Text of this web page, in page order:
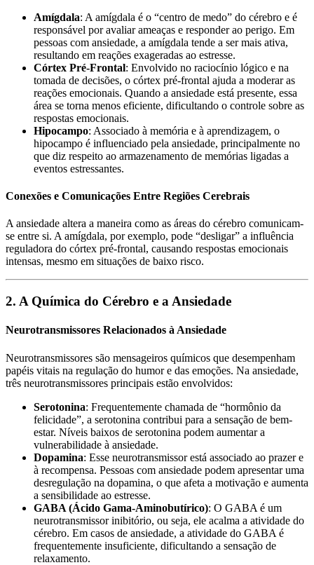
Amígdala: A amígdala é o “centro de medo” do cérebro e é
responsável por avaliar ameaças e responder ao perigo. Em
pessoas com ansiedade, a amígdala tende a ser mais ativa,
resultando em reações exageradas ao estresse.
Córtex Pré-Frontal: Envolvido no raciocínio lógico e na
tomada de decisões, o córtex pré-frontal ajuda a moderar as
reações emocionais. Quando a ansiedade está presente, essa
área se torna menos eficiente, dificultando o controle sobre as
respostas emocionais.
Hipocampo: Associado à memória e à aprendizagem, o
hipocampo é influenciado pela ansiedade, principalmente no
que diz respeito ao armazenamento de memórias ligadas a
eventos estressantes.
Conexões e Comunicações Entre Regiões Cerebrais
A ansiedade altera a maneira como as áreas do cérebro comunicam-
se entre si. A amígdala, por exemplo, pode “desligar” a influência
reguladora do córtex pré-frontal, causando respostas emocionais
intensas, mesmo em situações de baixo risco.
2. A Química do Cérebro e a Ansiedade
Neurotransmissores Relacionados à Ansiedade
Neurotransmissores são mensageiros químicos que desempenham
papéis vitais na regulação do humor e das emoções. Na ansiedade,
três neurotransmissores principais estão envolvidos:
Serotonina: Frequentemente chamada de “hormônio da
felicidade”, a serotonina contribui para a sensação de bem-
estar. Níveis baixos de serotonina podem aumentar a
vulnerabilidade à ansiedade.
Dopamina: Esse neurotransmissor está associado ao prazer e
à recompensa. Pessoas com ansiedade podem apresentar uma
desregulação na dopamina, o que afeta a motivação e aumenta
a sensibilidade ao estresse.
GABA (Ácido Gama-Aminobutírico): O GABA é um
neurotransmissor inibitório, ou seja, ele acalma a atividade do
cérebro. Em casos de ansiedade, a atividade do GABA é
frequentemente insuficiente, dificultando a sensação de
relaxamento.